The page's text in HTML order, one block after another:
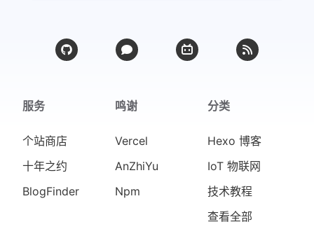
服务
个站商店
十年之约
BlogFinder
鸣谢
Vercel
AnZhiYu
Npm
分类
Hexo 博客
IoT 物联网
技术教程
查看全部